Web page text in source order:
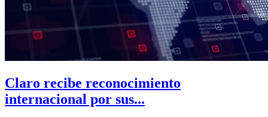
Claro recibe reconocimiento
internacional por sus...